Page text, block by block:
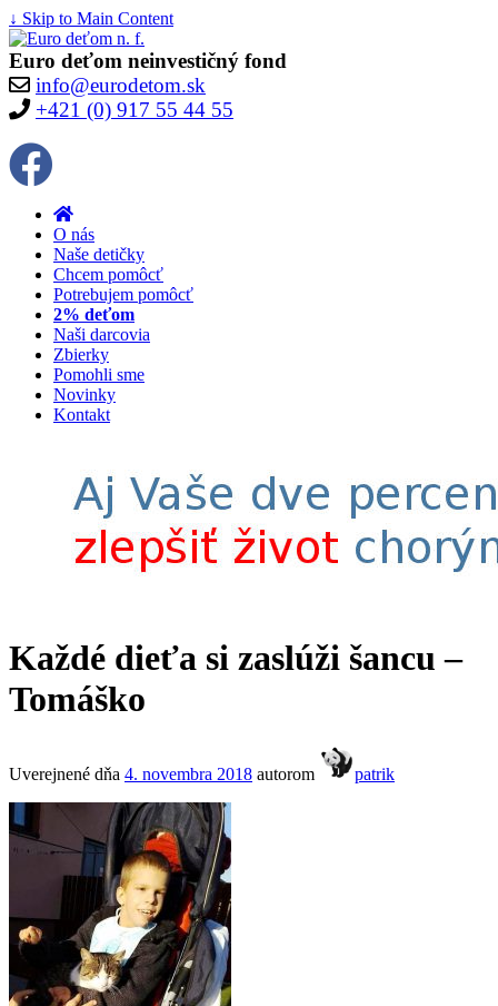
↓ Skip to Main Content
Euro deťom neinvestičný fond
info@eurodetom.sk
+421 (0) 917 55 44 55
O nás
Naše detičky
Chcem pomôcť
Potrebujem pomôcť
2% deťom
Naši darcovia
Zbierky
Pomohli sme
Novinky
Kontakt
Každé dieťa si zaslúži šancu –
Tomáško
Uverejnené dňa 4. novembra 2018 autorom patrik